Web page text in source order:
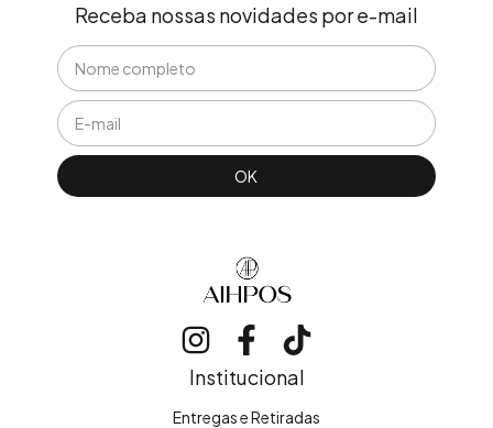
Receba nossas novidades por e-mail
Institucional
Entregas e Retiradas